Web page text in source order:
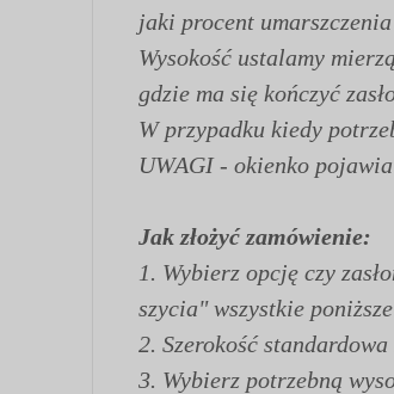
jaki procent
Wysokość ustalamy
gdzie ma się kończyć
W przypadku kiedy
UWAGI - okienko
Jak złożyć zamówienie:
1. Wybierz opcję czy
szycia" wszystkie
2. Szerokość standardowa
3. Wybierz potrzebną